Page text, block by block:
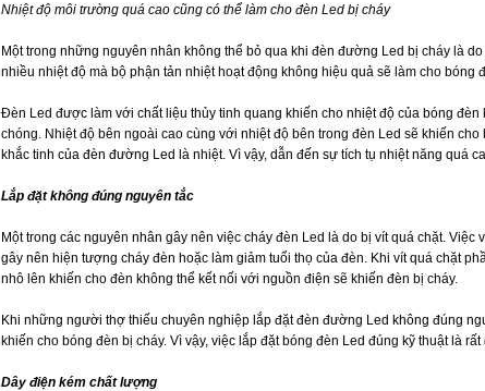
Nhiệt độ môi trường quá cao cũng có thể làm cho đèn Led bị cháy
Một trong những nguyên nhân không thể bỏ qua khi đèn đường Led bị cháy là
nhiều nhiệt độ mà bộ phận tản nhiệt hoạt động không hiệu quả sẽ làm cho bóng
Đèn Led được làm với chất liệu thủy tinh quang khiến cho nhiệt độ của bóng đèn
chóng. Nhiệt độ bên ngoài cao cùng với nhiệt độ bên trong đèn Led sẽ khiến
khắc tinh của đèn đường Led là nhiệt. Vì vậy, dẫn đến sự tích tụ nhiệt năng quá
Lắp đặt không đúng nguyên tắc
Một trong các nguyên nhân gây nên việc cháy đèn Led là do bị vít quá chặt. Việc
gây nên hiện tượng cháy đèn hoặc làm giảm tuổi thọ của đèn. Khi vít quá chặt
nhô lên khiến cho đèn không thể kết nối với nguồn điện sẽ khiến đèn bị cháy.
Khi những người thợ thiếu chuyên nghiệp lắp đặt đèn đường Led không đúng
khiến cho bóng đèn bị cháy. Vì vậy, việc lắp đặt bóng đèn Led đúng kỹ thuật là rất
Dây điện kém chất lượng